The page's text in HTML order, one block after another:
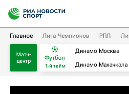
Главное Лига Чемпионов РПЛ
Матч-
центр
Футбол
1-й тайм
Динамо Москва
Динамо Махачкала